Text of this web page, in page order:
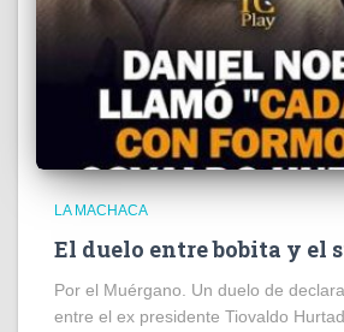
LA MACHACA
El duelo entre bobita y el
Por el Muérgano. Un duelo de
entre el ex presidente Tiovaldo